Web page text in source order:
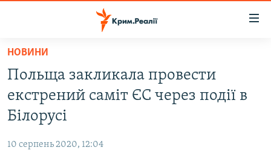
Перейти
основного
матеріалу
Перейти
до
основної
навігації
ВОДА.КРИМ
ВІДЕО ТА ФОТО
БЛОГИ
НОВИНИ
Польща закликала провести
екстрений саміт ЄС через події в
Білорусі
10 серпень 2020, 12:04